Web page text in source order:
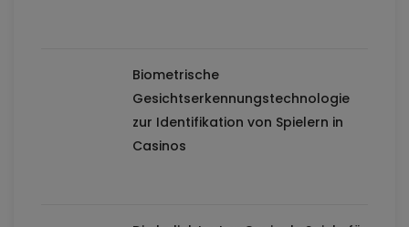
Biometrische
Gesichtserkennungstechnologie
zur Identifikation von Spielern in
Casinos